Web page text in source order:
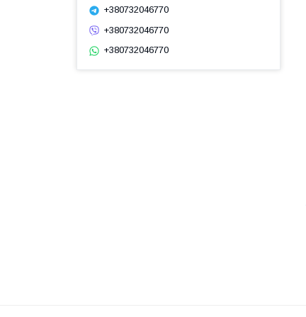
+380732046770
+380732046770
+380732046770